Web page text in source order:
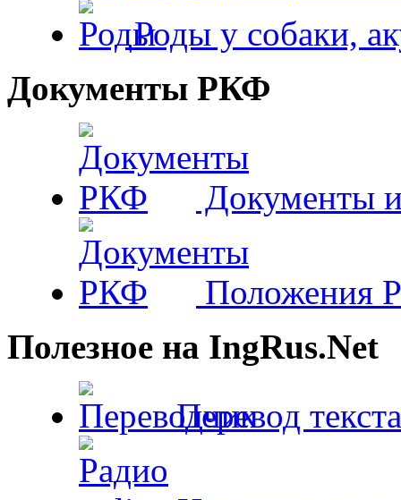
Роды у собаки,
Документы РКФ
Документы
Положения
Полезное на IngRus.Net
Перевод